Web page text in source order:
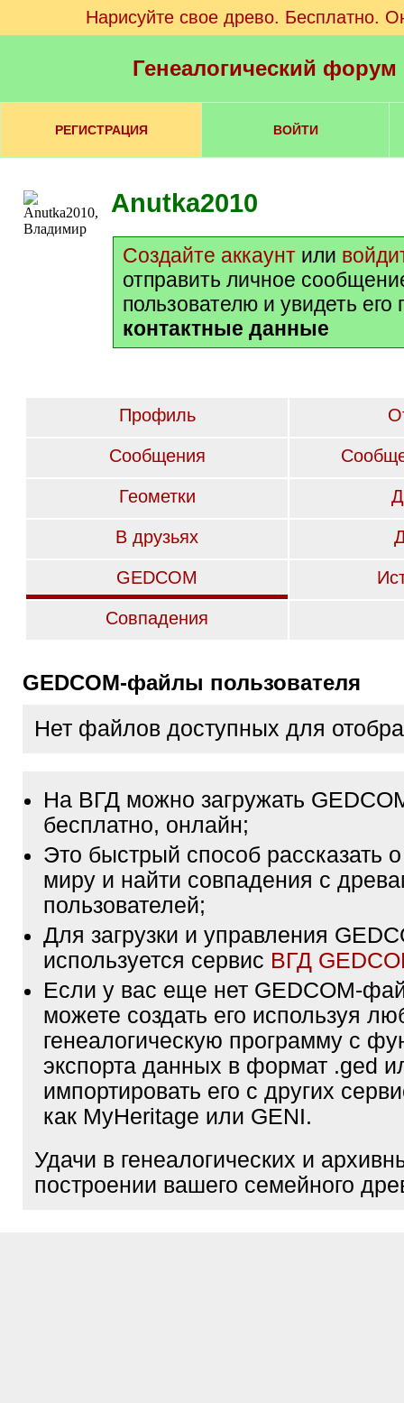
Нарисуйте свое древо. Бесплатно.
Генеалогический
РЕГИСТРАЦИЯ ВОЙТИ
Anutka2010
Создайте аккаунт или
отправить личное
пользователю и увидеть его
контактные данные
Профиль
Сообщения
Геометки
В друзьях
GEDCOM
Совпадения
GEDCOM-файлы пользователя
Нет файлов доступных для
На ВГД можно загружать
бесплатно, онлайн;
Это быстрый способ рассказать
миру и найти совпадения с
пользователей;
Для загрузки и управления
используется сервис ВГД
Если у вас еще нет GEDCOM-
можете создать его используя
генеалогическую программу с
экспорта данных в формат .ged
импортировать его с других
как MyHeritage или GENI.
Удачи в генеалогических и
построении вашего семейного